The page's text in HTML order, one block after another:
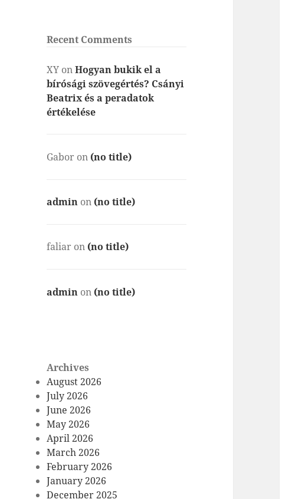
Recent Comments
XY onHogyan bukik el a
bírósági szövegértés? Csányi
Beatrix és a peradatok
értékelése
Gabor on (no title)
admin on (no title)
faliar on (no title)
admin on (no title)
Archives
August 2026
July 2026
June 2026
May 2026
April 2026
March 2026
February 2026
January 2026
December 2025